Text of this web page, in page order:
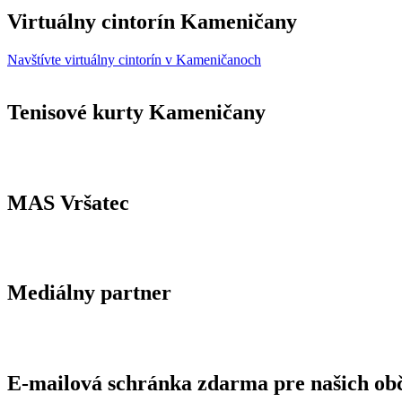
Virtuálny cintorín Kameničany
Navštívte virtuálny cintorín v Kameničanoch
Tenisové kurty Kameničany
MAS Vršatec
Mediálny partner
E-mailová schránka zdarma pre našich